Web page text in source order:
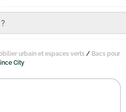
urbain et espaces verts / Bacs pour
City